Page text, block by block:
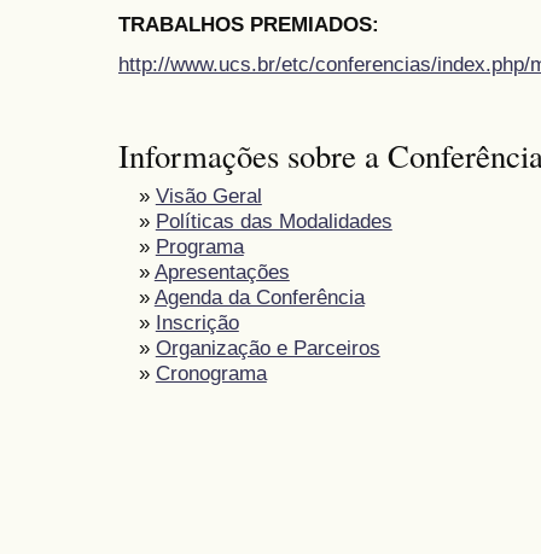
TRABALHOS PREMIADOS:
http://www.ucs.br/etc/conferencias/index.php/
Informações sobre a
» Visão Geral
» Políticas das Modalidades
» Programa
» Apresentações
» Agenda da Conferência
» Inscrição
» Organização e Parceiros
» Cronograma